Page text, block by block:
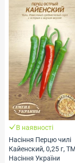
В наявності
Насіння Перцю чилі
Кайенский, 0,25 г, ТМ
Насіння України